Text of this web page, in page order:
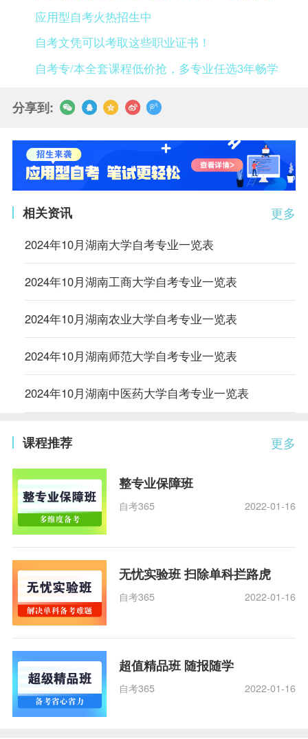
应用型自考火热招生中
自考文凭可以考取这些职业证书！
自考专/本全套课程低价抢，多专业任选3年畅学
分享到:
更多
相关资讯
2024年10月湖南大学自考专业一览表
2024年10月湖南工商大学自考专业一览表
2024年10月湖南农业大学自考专业一览表
2024年10月湖南师范大学自考专业一览表
2024年10月湖南中医药大学自考专业一览表
更多
课程推荐
整专业保障班
自考365 2022-01-16
无忧实验班 扫除单科拦路虎
自考365 2022-01-16
超值精品班 随报随学
自考365 2022-01-16